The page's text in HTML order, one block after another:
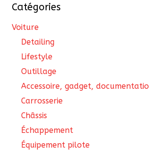
Catégories
Voiture
Detailing
Lifestyle
Outillage
Accessoire, gadget,
Carrosserie
Châssis
Échappement
Équipement pilote